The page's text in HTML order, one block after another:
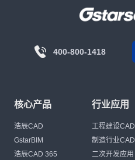
400-800-1418
核心产品
浩辰CAD
GstarBIM
浩辰CAD 365
行业应用
工程建设CAD
制造行业CAD
二次开发应用